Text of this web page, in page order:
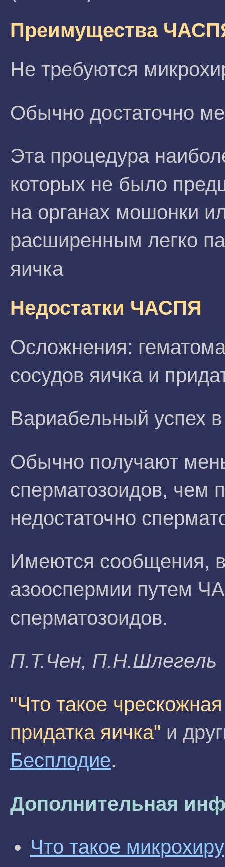
Преимущества
Не требуются
Обычно достаточно
Эта процедура
которых не было
на органах мошонки
расширенным легко
яичка
Недостатки ЧАСПЯ
Осложнения:
сосудов яичка и
Вариабельный успех
Обычно получают
сперматозоидов,
недостаточно
Имеются сообщения, в
азооспермии путем
сперматозоидов.
П.T.Чeн, П.Н.Шлeгeль
"Что такое
придатка яичка" и
Бесплодие.
Дополнительная
Что такое